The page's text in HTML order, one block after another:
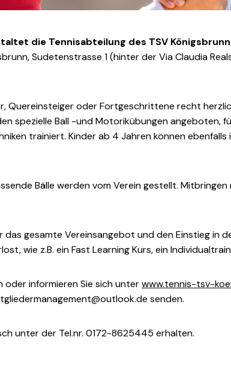
die Tennisabteilung des TSV Königsbrunn
Sudetenstrasse 1 (hinter der Via Claudia
Quereinsteiger oder Fortgeschrittene recht
spezielle Ball -und Motorikübungen angeboten,
trainiert. Kinder ab 4 Jahren können
Bälle werden vom Verein gestellt.
gesamte Vereinsangebot und den Einstieg in
wie z.B. ein Fast Learning Kurs, ein
oder informieren Sie sich unterwww.tennis-tsv-
senden.
unter der Tel.nr. 0172-8625445 erhalten.